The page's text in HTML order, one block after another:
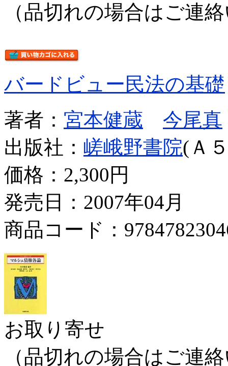
（品切れの場合はご連
バードビュー民法の基礎
著者： 宮本健蔵
今尾真
出版社： 嵯峨野書院(Ａ
価格： 2,300円
発売日：2007年04月
商品コード：
お取り寄せ
（品切れの場合はご連